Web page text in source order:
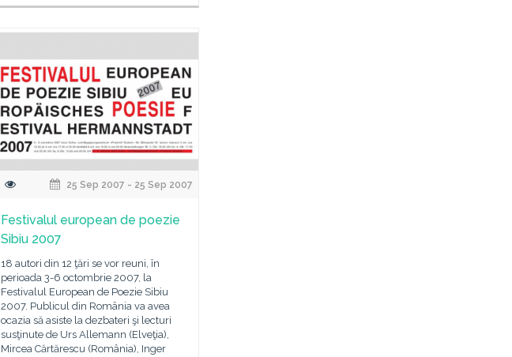
25 Sep 2007 - 25 Sep 2007
Festivalul european de poezie
Sibiu 2007
18 autori din 12 ţări se vor reuni, în
perioada 3-6 octombrie 2007, la
Festivalul European de Poezie Sibiu
2007. Publicul din România va avea
ocazia să asiste la dezbateri şi lecturi
susţinute de Urs Allemann (Elveţia),
Mircea Cărtărescu (România), Inger